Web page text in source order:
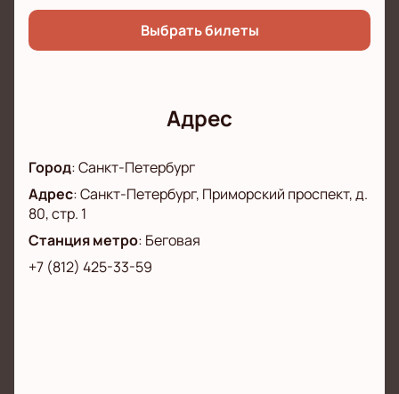
Выбрать билеты
Адрес
Город:Санкт-Петербург
Адрес:Санкт-Петербург, Приморский проспект, д.
80, стр. 1
Станция метро: Беговая
+7 (812) 425-33-59